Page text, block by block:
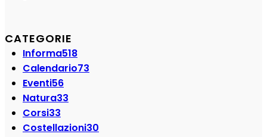
CATEGORIE
Informa518
Calendario73
Eventi56
Natura33
Corsi33
Costellazioni30